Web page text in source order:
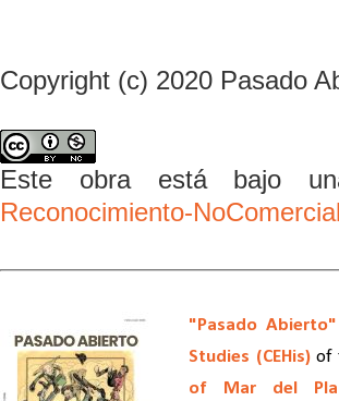
Copyright (c) 2020 Pasado
Este obra está bajo
Reconocimiento-
"Pasado Abierto"
Studies (CEHis)of
of Mar del